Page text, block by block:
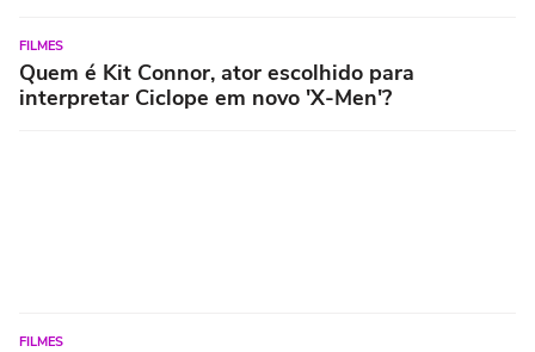
FILMES
Quem é Kit Connor, ator escolhido para
interpretar Ciclope em novo 'X-Men'?
FILMES